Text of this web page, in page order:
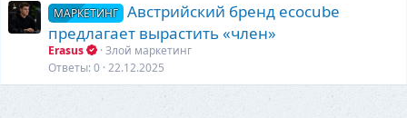
МАРКЕТИНГ
Австрийский бренд ecocube
предлагает вырастить «член»
Erasus
Злой маркетинг
Ответы 0 22.12.2025